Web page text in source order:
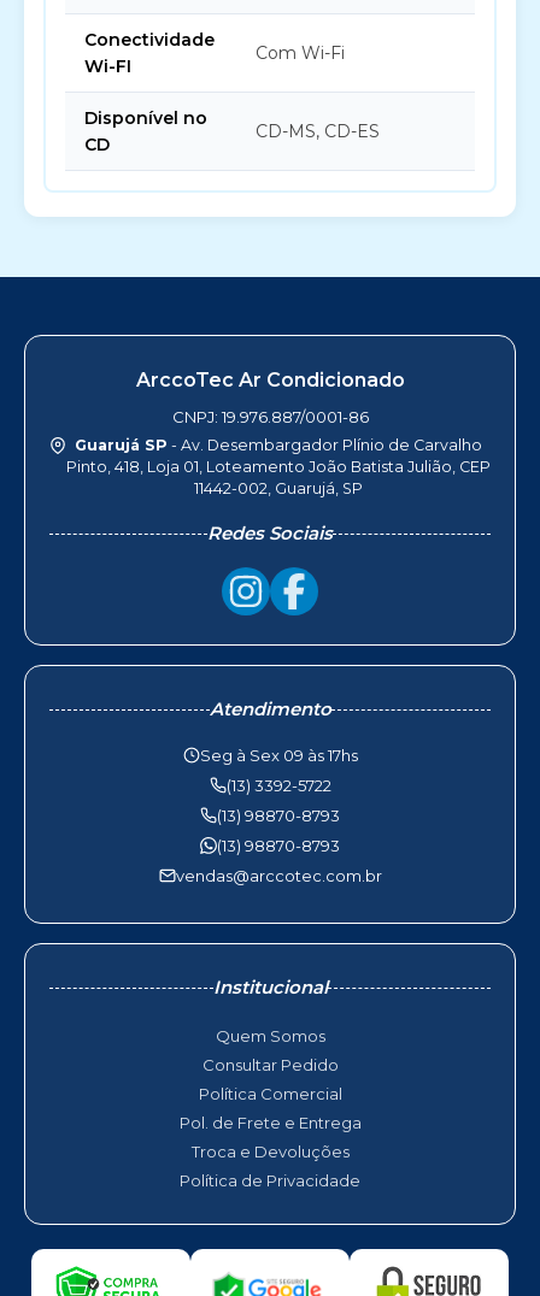
Conectividade
Wi-FI
Com Wi-Fi
Disponível no
CD
CD-MS, CD-ES
ArccoTec Ar Condicionado
CNPJ: 19.976.887/0001-86
Guarujá SP - Av. Desembargador Plínio de Carvalho
Pinto, 418, Loja 01, Loteamento João Batista Julião, CEP
11442-002, Guarujá, SP
Redes Sociais
Atendimento
Seg à Sex 09 às 17hs
(13) 3392-5722
(13) 98870-8793
(13) 98870-8793
vendas@arccotec.com.br
Institucional
Quem Somos
Consultar Pedido
Política Comercial
Pol. de Frete e Entrega
Troca e Devoluções
Política de Privacidade